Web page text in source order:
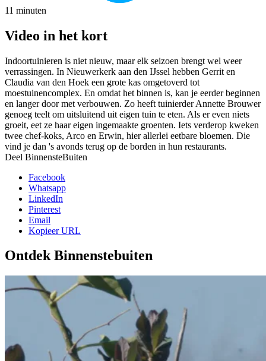
11 minuten
Video in het kort
Indoortuinieren is niet nieuw, maar elk seizoen brengt wel weer
verrassingen. In Nieuwerkerk aan den IJssel hebben Gerrit en
Claudia van den Hoek een grote kas omgetoverd tot
moestuinencomplex. En omdat het binnen is, kan je eerder beginnen
en langer door met verbouwen. Zo heeft tuinierder Annette Brouwer
genoeg teelt om uitsluitend uit eigen tuin te eten. Als er even niets
groeit, eet ze haar eigen ingemaakte groenten. Iets verderop kweken
twee chef-koks, Arco en Erwin, hier allerlei eetbare bloemen. Die
vind je dan 's avonds terug op de borden in hun restaurants.
Deel BinnensteBuiten
Facebook
Whatsapp
LinkedIn
Pinterest
Email
Kopieer URL
Ontdek Binnenstebuiten